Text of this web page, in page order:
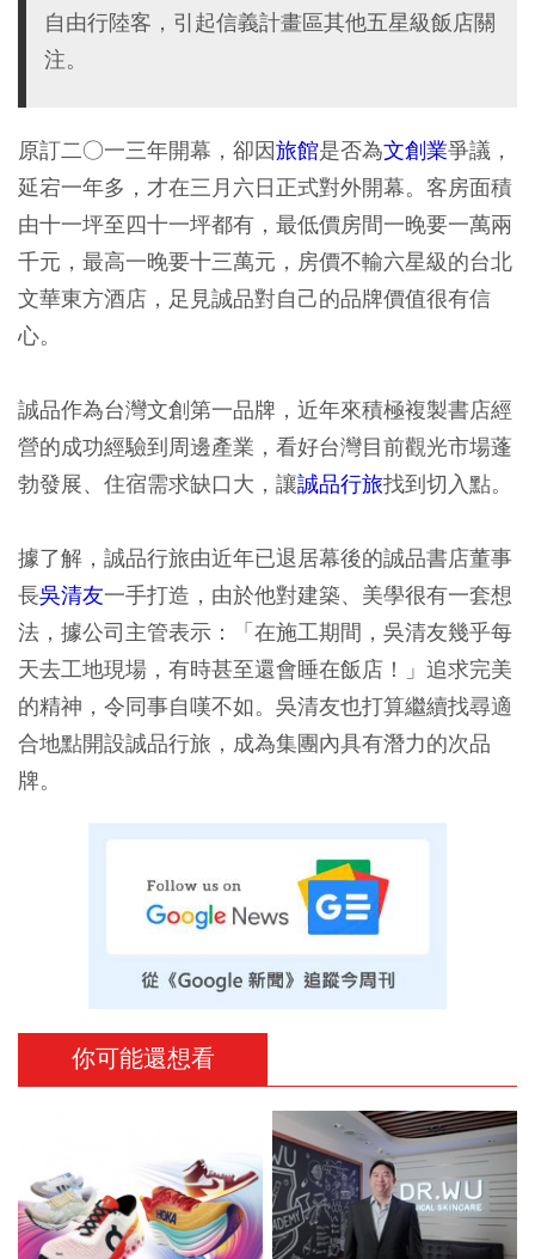
自由行陸客，引起信義計畫區其他五星級飯店關
注。
原訂二○一三年開幕，卻因旅館是否為文創業爭議，
延宕一年多，才在三月六日正式對外開幕。客房面積
由十一坪至四十一坪都有，最低價房間一晚要一萬兩
千元，最高一晚要十三萬元，房價不輸六星級的台北
文華東方酒店，足見誠品對自己的品牌價值很有信
心。
誠品作為台灣文創第一品牌，近年來積極複製書店經
營的成功經驗到周邊產業，看好台灣目前觀光市場蓬
勃發展、住宿需求缺口大，讓誠品行旅找到切入點。
據了解，誠品行旅由近年已退居幕後的誠品書店董事
長吳清友一手打造，由於他對建築、美學很有一套想
法，據公司主管表示：「在施工期間，吳清友幾乎每
天去工地現場，有時甚至還會睡在飯店！」追求完美
的精神，令同事自嘆不如。吳清友也打算繼續找尋適
合地點開設誠品行旅，成為集團內具有潛力的次品
牌。
你可能還想看